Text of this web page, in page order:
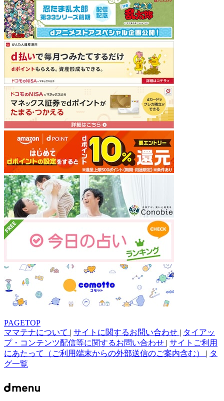
PAGETOP
ママテナについて | サイトに関するお問い合わせ | タイアッ
プ・コンテンツ配信等に関するお問い合わせ | サイトご利用
にあたって（ご利用端末からの外部送信のご案内含む） | タ
グ一覧